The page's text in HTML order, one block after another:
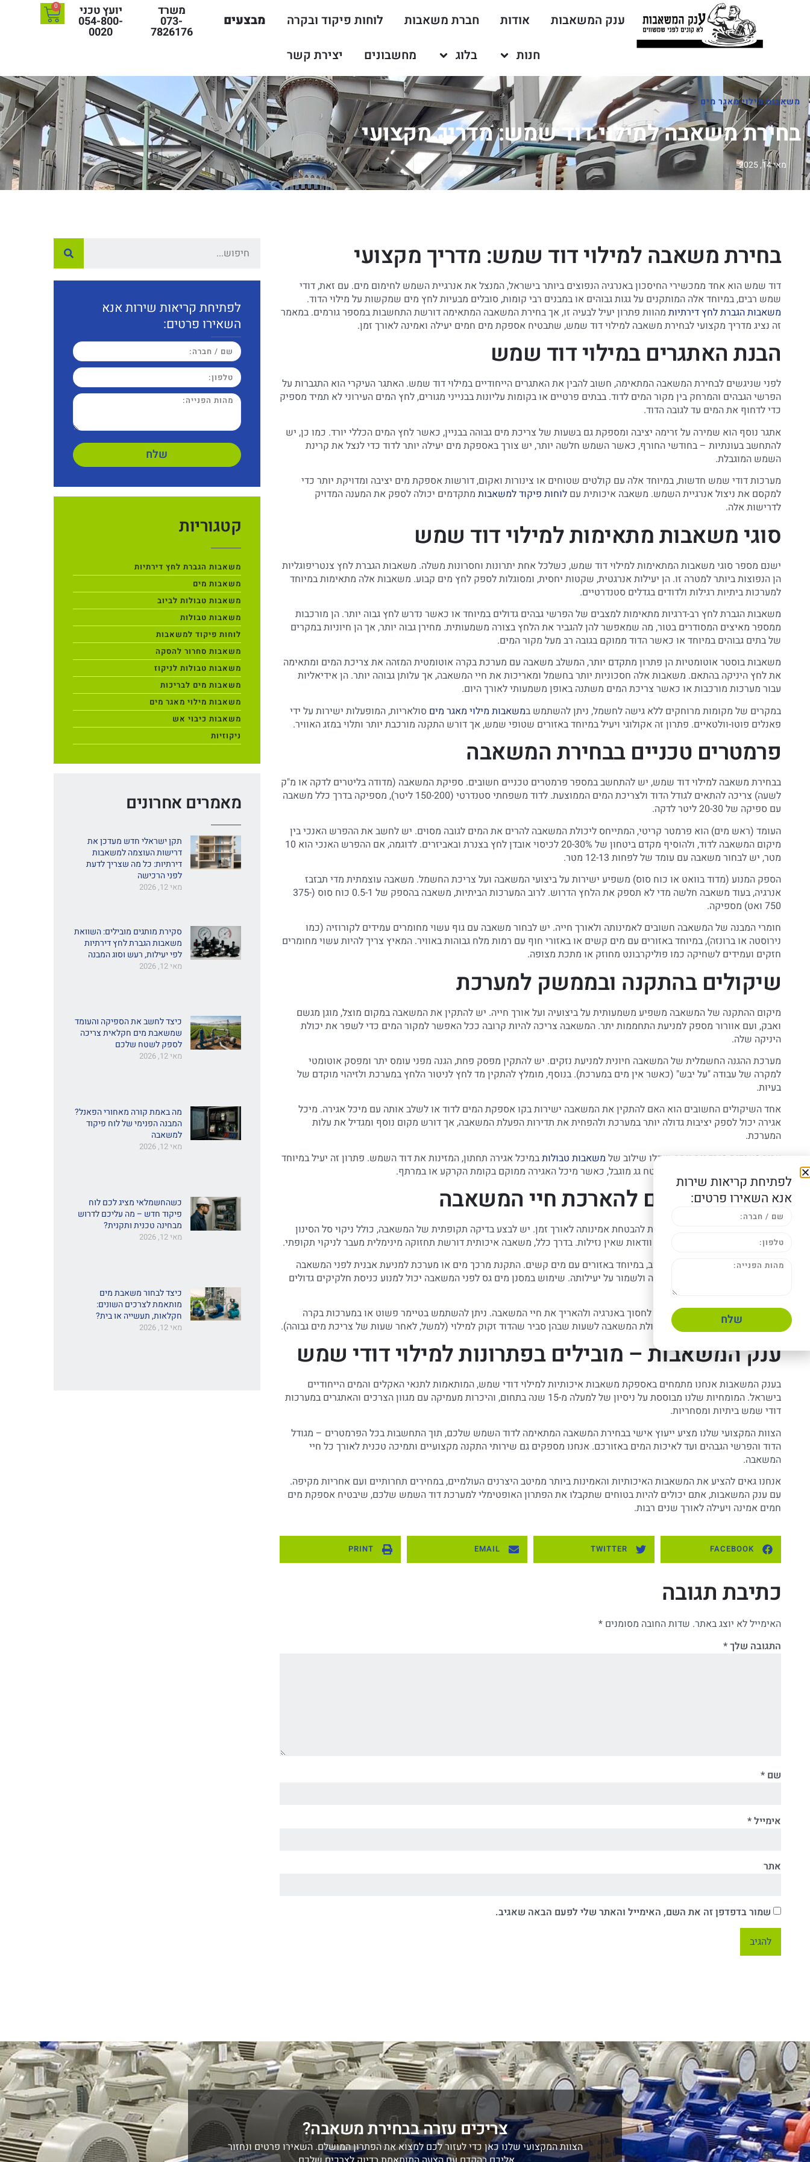
ענק המשאבות אודות חברת משאבות לוחות פיקוד ובקרה
מבצעים
חנות
בלוג מחשבונים יצירת קשר
משרד
073-
7826176
יועץ טכני
054-800-
0020
0
משאבות מילוי מאגר מים
בחירת משאבה למילוי דוד שמש: מדריך מקצועי
מאי 14, 2025
בחירת משאבה למילוי דוד שמש: מדריך מקצועי
דוד שמש הוא אחד ממכשירי החיסכון באנרגיה הנפוצים ביותר בישראל, המנצל את אנרגיית השמש לחימום מים. עם זאת, דודי
שמש רבים, במיוחד אלה המותקנים על גגות גבוהים או במבנים רבי קומות, סובלים מבעיות לחץ מים שמקשות על מילוי הדוד.
משאבות הגברת לחץ דירתיות מהוות פתרון יעיל לבעיה זו, אך בחירת המשאבה המתאימה דורשת התחשבות במספר גורמים. במאמר
זה נציג מדריך מקצועי לבחירת משאבה למילוי דוד שמש, שתבטיח אספקת מים חמים יעילה ואמינה לאורך זמן.
הבנת האתגרים במילוי דוד שמש
לפני שניגשים לבחירת המשאבה המתאימה, חשוב להבין את האתגרים הייחודיים במילוי דוד שמש. האתגר העיקרי הוא התגברות על
הפרשי הגבהים והמרחק בין מקור המים לדוד. בבתים פרטיים או בקומות עליונות בבנייני מגורים, לחץ המים העירוני לא תמיד מספיק
כדי לדחוף את המים עד לגובה הדוד.
אתגר נוסף הוא שמירה על זרימה יציבה ומספקת גם בשעות של צריכת מים גבוהה בבניין, כאשר לחץ המים הכללי יורד. כמו כן, יש
להתחשב בעונתיות – בחודשי החורף, כאשר השמש חלשה יותר, יש צורך באספקת מים יעילה יותר לדוד כדי לנצל את קרינת
השמש המוגבלת.
מערכות דודי שמש חדשות, במיוחד אלה עם קולטים שטוחים או צינורות ואקום, דורשות אספקת מים יציבה ומדויקת יותר כדי
למקסם את ניצול אנרגיית השמש. משאבה איכותית עם לוחות פיקוד למשאבות מתקדמים יכולה לספק את המענה המדויק
לדרישות אלה.
סוגי משאבות מתאימות למילוי דוד שמש
ישנם מספר סוגי משאבות המתאימות למילוי דוד שמש, כשלכל אחת יתרונות וחסרונות משלה. משאבות הגברת לחץ צנטריפוגליות
הן הנפוצות ביותר למטרה זו. הן יעילות אנרגטית, שקטות יחסית, ומסוגלות לספק לחץ מים קבוע. משאבות אלה מתאימות במיוחד
למערכות ביתיות רגילות ולדודים בגדלים סטנדרטיים.
משאבות הגברת לחץ רב-דרגיות מתאימות למצבים של הפרשי גבהים גדולים במיוחד או כאשר נדרש לחץ גבוה יותר. הן מורכבות
ממספר מאיצים המסודרים בטור, מה שמאפשר להן להגביר את הלחץ בצורה משמעותית. מחירן גבוה יותר, אך הן חיוניות במקרים
של בתים גבוהים במיוחד או כאשר הדוד ממוקם בגובה רב מעל מקור המים.
משאבות בוסטר אוטומטיות הן פתרון מתקדם יותר, המשלב משאבה עם מערכת בקרה אוטומטית המזהה את צריכת המים ומתאימה
את לחץ היניקה בהתאם. משאבות אלה חסכוניות יותר בחשמל ומאריכות את חיי המשאבה, אך עלותן גבוהה יותר. הן אידיאליות
עבור מערכות מורכבות או כאשר צריכת המים משתנה באופן משמעותי לאורך היום.
במקרים של מקומות מרוחקים ללא גישה לחשמל, ניתן להשתמש במשאבות מילוי מאגר מים סולאריות, המופעלות ישירות על ידי
פאנלים פוטו-וולטאיים. פתרון זה אקולוגי ויעיל במיוחד באזורים שטופי שמש, אך דורש התקנה מורכבת יותר ותלוי במזג האוויר.
פרמטרים טכניים בבחירת המשאבה
בבחירת משאבה למילוי דוד שמש, יש להתחשב במספר פרמטרים טכניים חשובים. ספיקת המשאבה (מדודה בליטרים לדקה או מ"ק
לשעה) צריכה להתאים לגודל הדוד ולצריכת המים הממוצעת. לדוד משפחתי סטנדרטי (150-200 ליטר), מספיקה בדרך כלל משאבה
עם ספיקה של 20-30 ליטר לדקה.
העומד (ראש מים) הוא פרמטר קריטי, המתייחס ליכולת המשאבה להרים את המים לגובה מסוים. יש לחשב את ההפרש האנכי בין
מיקום המשאבה לדוד, ולהוסיף מקדם ביטחון של 20-30% לכיסוי אובדן לחץ בצנרת ובאביזרים. לדוגמה, אם ההפרש האנכי הוא 10
מטר, יש לבחור משאבה עם עומד של לפחות 12-13 מטר.
הספק המנוע (מדוד בוואט או כוח סוס) משפיע ישירות על ביצועי המשאבה ועל צריכת החשמל. משאבה עוצמתית מדי תבזבז
אנרגיה, בעוד משאבה חלשה מדי לא תספק את הלחץ הדרוש. לרוב המערכות הביתיות, משאבה בהספק של 0.5-1 כוח סוס (375-
750 ואט) מספיקה.
חומרי המבנה של המשאבה חשובים לאמינותה ולאורך חייה. יש לבחור משאבה עם גוף עשוי מחומרים עמידים לקורוזיה (כמו
נירוסטה או ברונזה), במיוחד באזורים עם מים קשים או באזורי חוף עם רמות מלח גבוהות באוויר. המאיץ צריך להיות עשוי מחומרים
חזקים ועמידים לשחיקה כמו פוליקרבונט מחוזק או מתכת מצופה.
שיקולים בהתקנה ובממשק למערכת
מיקום ההתקנה של המשאבה משפיע משמעותית על ביצועיה ועל אורך חייה. יש להתקין את המשאבה במקום מוצל, מוגן מגשם
ואבק, ועם אוורור מספק למניעת התחממות יתר. המשאבה צריכה להיות קרובה ככל האפשר למקור המים כדי לשפר את יכולת
היניקה שלה.
מערכת ההגנה החשמלית של המשאבה חיונית למניעת נזקים. יש להתקין מפסק פחת, הגנה מפני עומס יתר ומפסק אוטומטי
למקרה של עבודה "על יבש" (כאשר אין מים במערכת). בנוסף, מומלץ להתקין מד לחץ לניטור הלחץ במערכת ולזיהוי מוקדם של
בעיות.
אחד השיקולים החשובים הוא האם להתקין את המשאבה ישירות בקו אספקת המים לדוד או לשלב אותה עם מיכל אגירה. מיכל
אגירה יכול לספק יציבות גדולה יותר במערכת ולהפחית את תדירות הפעלת המשאבה, אך דורש מקום נוסף ומגדיל את עלות
המערכת.
עבור מערכות מורכבות יותר, שקלו שילוב של משאבות טבולותבמיכל אגירה תחתון, המזינות את דוד השמש. פתרון זה יעיל במיוחד
במערכות גדולות או בבתים עם שטח גג מוגבל, כאשר מיכל האגירה ממוקם בקומת הקרקע או במרתף.
תחזוקה וטיפים להארכת חיי המשאבה
תחזוקה נכונה של המשאבה חיונית להבטחת אמינותה לאורך זמן. יש לבצע בדיקה תקופתית של המשאבה, כולל ניקוי סל הסינון
(אם קיים), בדיקת רעשים חריגים וודאות שאין נזילות. בדרך כלל, משאבה איכותית דורשת תחזוקה מינימלית מעבר לניקוי תקופתי.
הגנה מפני אבנית היא שיקול חשוב, במיוחד באזורים עם מים קשים. התקנת מרכך מים או מערכת למניעת אבנית לפני המשאבה
יכולה להאריך משמעותית את חייה ולשמור על יעילותה. שימוש במסנן מים גס לפני המשאבה יכול למנוע כניסת חלקיקים גדולים
ניהול חכם של זמני ההפעלה יכול לחסוך באנרגיה ולהאריך את חיי המשאבה. ניתן להשתמש בטיימר פשוט או במערכות בקרה
מתקדמות יותר המתזמנות את פעולת המשאבה לשעות שבהן סביר שהדוד זקוק למילוי (למשל, לאחר שעות של צריכת מים גבוהה).
ענק המשאבות – מובילים בפתרונות למילוי דודי שמש
בענק המשאבות אנחנו מתמחים באספקת משאבות איכותיות למילוי דודי שמש, המותאמות לתנאי האקלים והמים הייחודיים
בישראל. המומחיות שלנו מבוססת על ניסיון של למעלה מ-15 שנה בתחום, והיכרות מעמיקה עם מגוון הצרכים והאתגרים במערכות
דודי שמש ביתיות ומסחריות.
הצוות המקצועי שלנו מציע ייעוץ אישי בבחירת המשאבה המתאימה לדוד השמש שלכם, תוך התחשבות בכל הפרמטרים – מגודל
הדוד והפרשי הגבהים ועד לאיכות המים באזורכם. אנחנו מספקים גם שירותי התקנה מקצועיים ותמיכה טכנית לאורך כל חיי
המשאבה.
אנחנו גאים להציע את המשאבות האיכותיות והאמינות ביותר ממיטב היצרנים העולמיים, במחירים תחרותיים ועם אחריות מקיפה.
עם ענק המשאבות, אתם יכולים להיות בטוחים שתקבלו את הפתרון האופטימלי למערכת דוד השמש שלכם, שיבטיח אספקת מים
חמים אמינה ויעילה לאורך שנים רבות.
FACEBOOK
TWITTER
EMAIL
PRINT
כתיבת תגובה
האימייל לא יוצג באתר. שדות החובה מסומנים *
התגובה שלך*
שם *
אימייל*
אתר
שמור בדפדפן זה את השם, האימייל והאתר שלי לפעם הבאה שאגיב.
לפתיחת קריאות שירות אנא
השאירו פרטים:
שלח
קטגוריות
משאבות הגברת לחץ דירתיות
משאבות מים
משאבות טבולות לביוב
משאבות טבולות
לוחות פיקוד למשאבות
משאבות סחרור להסקה
משאבות טבולות לניקוז
משאבות מים לבריכות
משאבות מילוי מאגר מים
משאבות כיבוי אש
ניקוזיות
מאמרים אחרונים
תקן ישראלי חדש מעדכן את
דרישות העוצמה למשאבות
דירתיות: כל מה שצריך לדעת
לפני הרכישה
מאי 12, 2026
סקירת מותגים מובילים: השוואת
משאבות הגברת לחץ דירתיות
לפי יעילות, רעש וסוג המבנה
מאי 12, 2026
כיצד לחשב את הספיקה והעומד
שמשאבת מים חקלאית צריכה
לספק לשטח שלכם
מאי 12, 2026
מה באמת קורה מאחורי הפאנל?
המבנה הפנימי של לוח פיקוד
למשאבה
מאי 12, 2026
כשהחשמלאי מציג לכם לוח
פיקוד חדש – מה עליכם לדרוש
מבחינה טכנית ותקנית?
מאי 12, 2026
כיצד לבחור משאבת מים
מותאמת לצרכים השונים:
חקלאות, תעשייה או בית?
מאי 12, 2026
צריכים עזרה בבחירת משאבה?
הצוות המקצועי שלנו כאן כדי לעזור לכם למצוא את הפתרון המושלם. השאירו פרטים ונחזור
לפתיחת קריאות שירות
אנא השאירו פרטים:
שלח